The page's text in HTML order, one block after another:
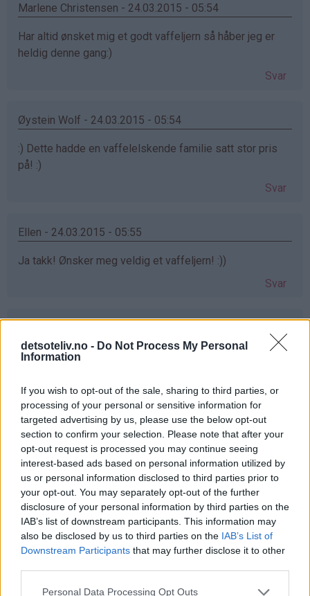
detsoteliv.no - Do Not Process My Personal
Information
If you wish to opt-out of the sale, sharing to third parties, or
processing of your personal or sensitive information for
targeted advertising by us, please use the below opt-out
section to confirm your selection. Please note that after your
opt-out request is processed you may continue seeing
interest-based ads based on personal information utilized by
us or personal information disclosed to third parties prior to
your opt-out. You may separately opt-out of the further
disclosure of your personal information by third parties on the
IAB’s list of downstream participants. This information may
also be disclosed by us to third parties on the IAB’s List of
Downstream Participants that may further disclose it to other
Personal Data Processing Opt Outs
Marlene Christensen - 24.03.2015 - 05:54
Har altid ønsket mig et godt vaffeljern så håber jeg er
heldig denne gang:)
Svar
Øystein Wolf - 24.03.2015 - 05:54
:) Dette hadde en vaffelelskende familie satt stor pris
på! :)
Svar
Ellen - 24.03.2015 - 05:55
Ja takk! Ønsker meg veldig et vaffeljern! :))
Svar
For en lykke det hadde vært å vinne ❤️
Maya - 24.03.2015 - 05:56
Det hadde vært fantastisk da den minste jenta vår har
fått cøliaki og ikke kan bruke samme vaffeljern som
resten av familien!
Svar
Lena-Marie Tørresvold - 24.03.2015 - 05:56